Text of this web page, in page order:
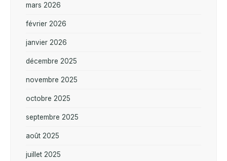
mars 2026
février 2026
janvier 2026
décembre 2025
novembre 2025
octobre 2025
septembre 2025
août 2025
juillet 2025